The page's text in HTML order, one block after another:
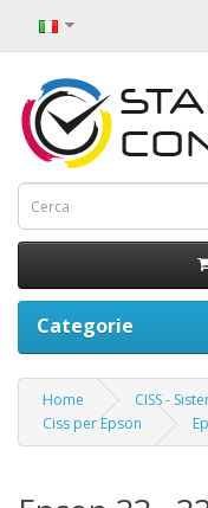
Categorie
Home
CISS -
Ciss per Epson